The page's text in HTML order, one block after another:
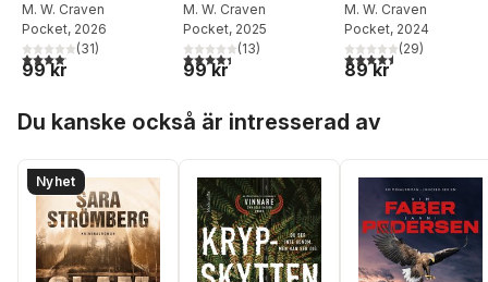
M. W. Craven
Pocket, 2026
4,1utav 5 stjärnor. Totalt antal röster:
(31)
99 kr
M. W. Craven
Pocket, 2025
4,4utav 5 stjärnor. Totalt antal röster:
(13)
99 kr
M. W. Craven
Pocket, 2024
4,5utav 5 stjärnor.
(29)
89 kr
Du kanske också är intresserad av
Nyhet